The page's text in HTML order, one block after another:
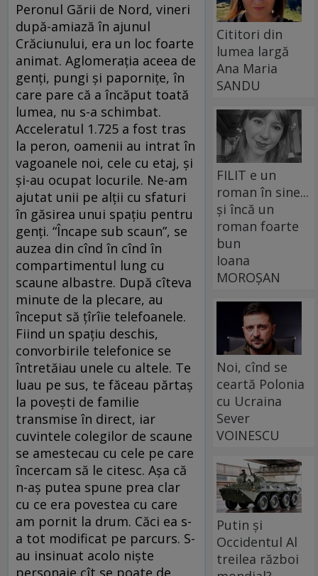
Peronul Gării de Nord, vineri
după-amiază în ajunul
Crăciunului, era un loc foarte
animat. Aglomeraţia aceea de
genţi, pungi şi paporniţe, în
care pare că a încăput toată
lumea, nu s-a schimbat.
Acceleratul 1.725 a fost tras
la peron, oamenii au intrat în
vagoanele noi, cele cu etaj, şi
şi-au ocupat locurile. Ne-am
ajutat unii pe alţii cu sfaturi
în găsirea unui spaţiu pentru
genţi. “Încape sub scaun”, se
auzea din cînd în cînd în
compartimentul lung cu
scaune albastre. După cîteva
minute de la plecare, au
început să ţîrîie telefoanele.
Fiind un spaţiu deschis,
convorbirile telefonice se
întretăiau unele cu altele. Te
luau pe sus, te făceau părtaş
la poveşti de familie
transmise în direct, iar
cuvintele colegilor de scaune
se amestecau cu cele pe care
încercam să le citesc. Aşa că
n-aş putea spune prea clar
cu ce era povestea cu care
am pornit la drum. Căci ea s-
a tot modificat pe parcurs. S-
au insinuat acolo nişte
Cititori din
lumea largă
Ana Maria
SANDU
FILIT e un
roman în sine...
și încă un
roman foarte
bun
Ioana
MOROȘAN
Noi, cînd se
ceartă Polonia
cu Ucraina
Sever
VOINESCU
Putin și
Occidentul Al
treilea război